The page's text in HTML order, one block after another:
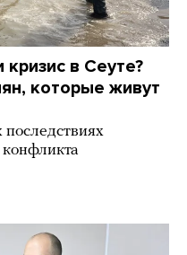
в Сеуте?
которые живут